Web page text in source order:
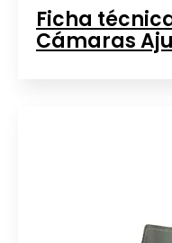
Ficha
Cámaras